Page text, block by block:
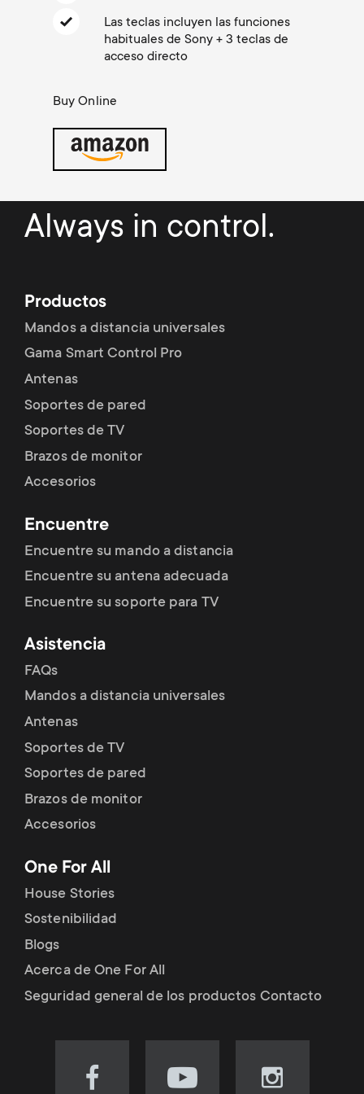
y
r
o
u
c
t
s
m
e
n
u
d
a
y
u
p
p
o
r
t
m
e
n
u
Las teclas incluyen las funciones
habituales de Sony + 3 teclas de
acceso directo
Buy Online
Always in control.
Productos
Mandos a distancia universales
Gama Smart Control Pro
Antenas
Soportes de pared
Soportes de TV
Brazos de monitor
Accesorios
Encuentre
Encuentre su mando a distancia
Encuentre su antena adecuada
Encuentre su soporte para TV
Asistencia
FAQs
Mandos a distancia universales
Antenas
Soportes de TV
Soportes de pared
Brazos de monitor
Accesorios
One For All
House Stories
Sostenibilidad
Blogs
Acerca de One For All
Seguridad general de los productos Contacto
Visit Visit Visit